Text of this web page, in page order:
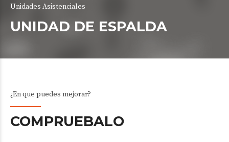
Unidades Asistenciales
UNIDAD DE ESPALDA
¿En que puedes mejorar?
COMPRUEBALO